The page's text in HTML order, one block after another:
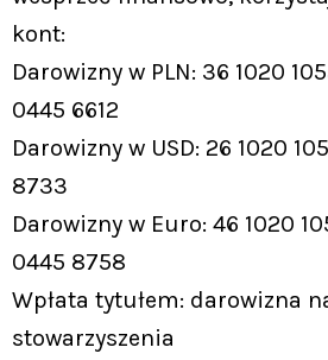
kont:
Darowizny w PLN: 36 1020
0445 6612
Darowizny w USD: 26 1020
8733
Darowizny w Euro: 46 1020
0445 8758
Wpłata tytułem: darowizna
stowarzyszenia